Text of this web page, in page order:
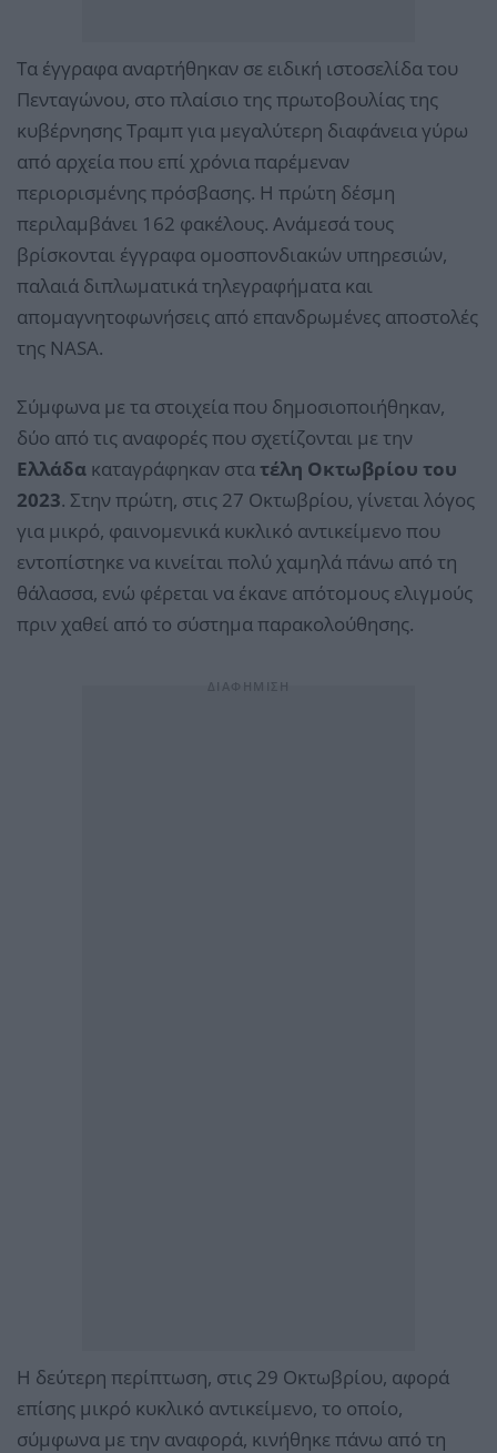
Τα έγγραφα αναρτήθηκαν σε ειδική ιστοσελίδα του
Πενταγώνου, στο πλαίσιο της πρωτοβουλίας της
κυβέρνησης Τραμπ για μεγαλύτερη διαφάνεια γύρω
από αρχεία που επί χρόνια παρέμεναν
περιορισμένης πρόσβασης. Η πρώτη δέσμη
περιλαμβάνει 162 φακέλους. Aνάμεσά τους
βρίσκονται έγγραφα ομοσπονδιακών υπηρεσιών,
παλαιά διπλωματικά τηλεγραφήματα και
απομαγνητοφωνήσεις από επανδρωμένες αποστολές
της NASA.
Σύμφωνα με τα στοιχεία που δημοσιοποιήθηκαν,
δύο από τις αναφορές που σχετίζονται με την
Ελλάδα καταγράφηκαν στατέλη Οκτωβρίου του
2023. Στην πρώτη, στις 27 Οκτωβρίου, γίνεται λόγος
για μικρό, φαινομενικά κυκλικό αντικείμενο που
εντοπίστηκε να κινείται πολύ χαμηλά πάνω από τη
θάλασσα, ενώ φέρεται να έκανε απότομους ελιγμούς
πριν χαθεί από το σύστημα παρακολούθησης.
Η δεύτερη περίπτωση, στις 29 Οκτωβρίου, αφορά
επίσης μικρό κυκλικό αντικείμενο, το οποίο,
σύμφωνα με την αναφορά, κινήθηκε πάνω από τη